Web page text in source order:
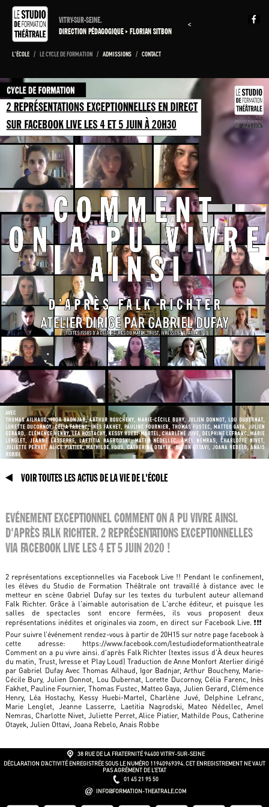
VITRY-SUR-SEINE.
DIRECTION PÉDAGOGIQUE FLORIAN SITBON
<
L'ÉCOLE / LE CYCLE DE FORMATION / ADMISSIONS / CONTACT
VOIR TOUTES LES ACTUS DE LA VIE DE L'ÉCOLE
EVÉNEMENT EXCEPTIONNEL COMMENT ON A PU VIVRE AINSI.
D'APRÈS FALK RICHTER. 2 REPRÉSENTATIONS EXCEPTIONNELLES
VIA FACEBOOK LIVE LES 4 ET 5 JUIN 2020 !
2 représentations exceptionnelles via Facebook Live !! Pendant le confinement,
les élèves du Studio de Formation Théâtrale ont travaillé à distance avec le
metteur en scène Gabriel Dufay sur les textes du turbulent auteur allemand
Falk Richter. Grâce à l'aimable autorisation de L'arche éditeur, et puisque les
salles de spectacles sont encore fermées, ils vous proposent deux
représentations inédites et originales via zoom, en direct sur Facebook Live. ❗️❗️❗️
Pour suivre l’événement rendez-vous à partir de 20H15 sur notre page facebook à
cette adresse: https://www.facebook.com/lestudiodeformationtheatrale
Comment on a pu vivre ainsi. d'après Falk Richter (textes issus d'À deux heures
du matin, Trust, Ivresse et Play Loud) Traduction de Anne Monfort Aterlier dirigé
par Gabriel Dufay Avec Thomas Ailhaud, Igor Badnjar, Arthur Boucheny, Marie-
Cécile Bury, Julien Donnot, Lou Dubernat, Lorette Ducornoy, Célia Farenc, Inès
Fakhet, Pauline Fournier, Thomas Fustec, Matteo Gaya, Julien Gerard, Clémence
Henry, Léa Hostachy, Kessy Huebi-Martel, Charlène Juvé, Delphine Lefranc,
Marie Lenglet, Jeanne Lasserre, Laetitia Nagrodski, Mateo Nédellec, Amel
Nemras, Charlotte Nivet, Juliette Perret, Alice Piatier, Mathilde Pous, Catherine
Otayek, Julien Ottavi, Joana Rebelo, Anais Robbe
38 RUE DE LA FRATERNITÉ94400 VITRY-SUR-SEINE
DÉCLARATION D’ACTIVITÉ ENREGISTRÉE SOUS LE NUMÉRO 11940969394. CET ENREGISTREMENT NE VAUT
PAS AGRÉMENT DE L’ETAT
01 45 21 95 50
INFO@FORMATION-THEATRALE.COM